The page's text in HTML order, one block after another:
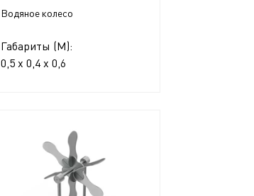
Водяное колесо
Габариты (М):
0,5 x 0,4 x 0,6